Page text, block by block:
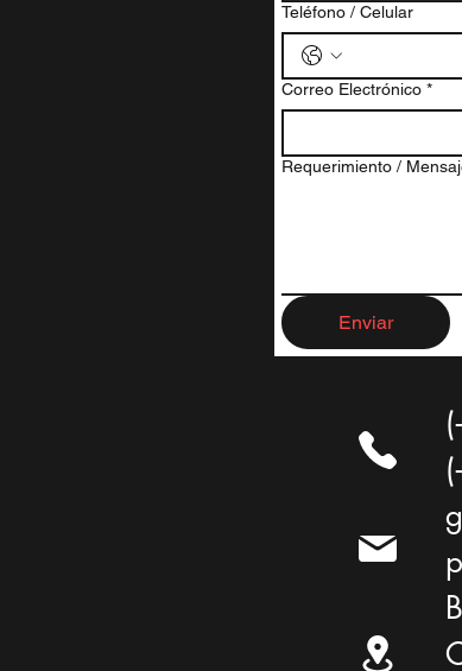
Teléfono / Celular
Correo Electrónico *
Requerimiento /
Enviar